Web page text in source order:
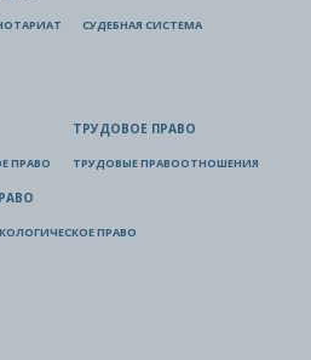
СУДЕБНАЯ СИСТЕМА
ПРАВО
ТРУДОВОЕ ПРАВО
ТРУДОВЫЕ ПРАВООТНОШЕНИЯ
ПРАВО